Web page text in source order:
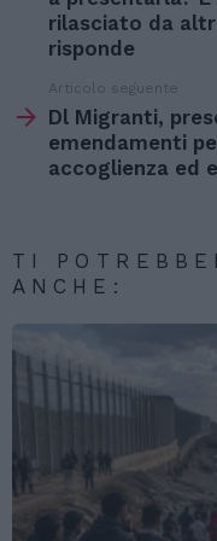
rilasciato da
risponde
Articolo seguente
Dl Migranti,
emendamenti
accoglienza ed
TI
ANCHE: